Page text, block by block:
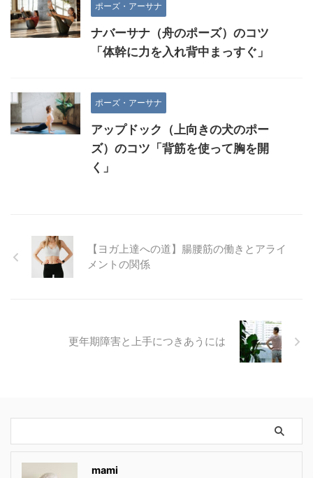
ポーズ・アーサナ
ナバーサナ（舟のポーズ）のコツ
「体幹に力を入れ背中まっすぐ」
ポーズ・アーサナ
アップドック（上向きの犬のポー
ズ）のコツ「背筋を使って胸を開
く」
【ヨガ上達への道】腸腰筋の働きとアライ
メントの関係
更年期障害と上手につきあうには
mami